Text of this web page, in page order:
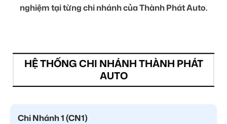
nghiệm tại từng chi nhánh của Thành Phát Auto.
HỆ THỐNG CHI NHÁNH THÀNH PHÁT
AUTO
Chi Nhánh 1 (CN1)